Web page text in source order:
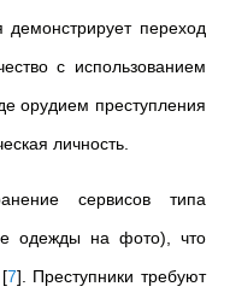
демонстрирует переход
с использованием
орудием преступления
личность.
сервисов типа
одежды на фото), что
[7] . Преступники требуют